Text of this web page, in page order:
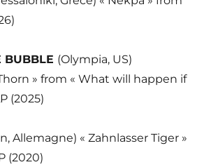
BUBBLE (Olympia, US)
» from « What will happen if
(2025)
Allemagne) « Zahnlasser Tiger »
(2020)